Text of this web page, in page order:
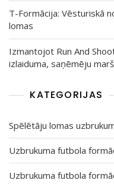
T-Formācija: Vēsturiskā
lomas
Izmantojot Run And
izlaiduma, saņēmēju
KATEGORIJAS
Spēlētāju lomas
Uzbrukuma futbola
Uzbrukuma futbola